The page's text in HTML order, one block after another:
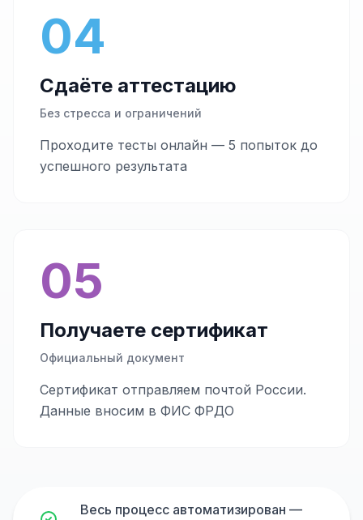
04
Сдаёте аттестацию
Без стресса и ограничений
Проходите тесты онлайн — 5 попыток до
успешного результата
05
Получаете сертификат
Официальный документ
Сертификат отправляем почтой России.
Данные вносим в ФИС ФРДО
Весь процесс автоматизирован —